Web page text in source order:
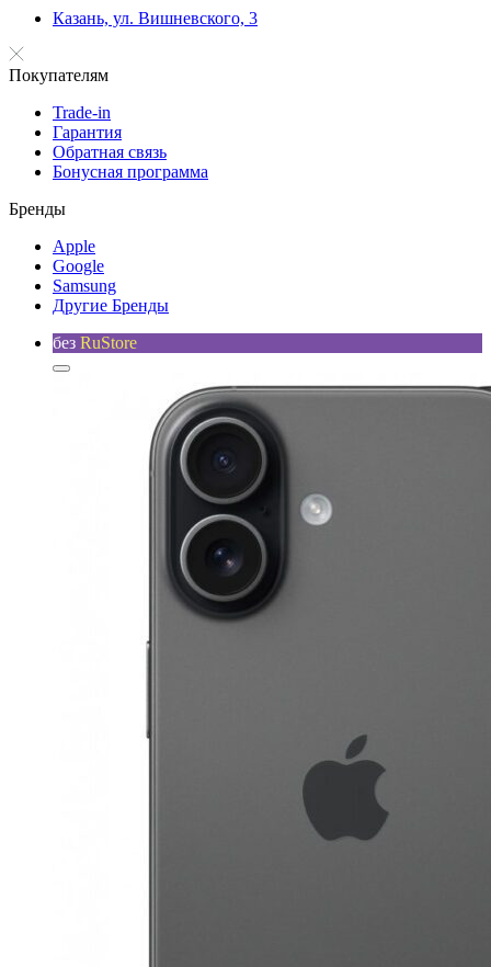
Казань, ул. Вишневского, 3
Покупателям
Trade-in
Гарантия
Обратная связь
Бонусная программа
Бренды
Apple
Google
Samsung
Другие Бренды
без RuStore